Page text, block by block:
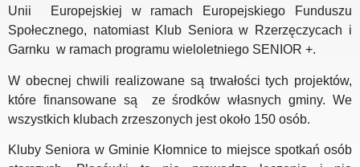
Unii Europejskiej w ramach Europejskiego Funduszu
Społecznego, natomiast Klub Seniora w Rzerzęczycach i
Garnku w ramach programu wieloletniego SENIOR +.
W obecnej chwili realizowane są trwałości tych projektów,
które finansowane są ze środków własnych gminy. We
wszystkich klubach zrzeszonych jest około 150 osób.
Kluby Seniora w Gminie Kłomnice to miejsce spotkań osób